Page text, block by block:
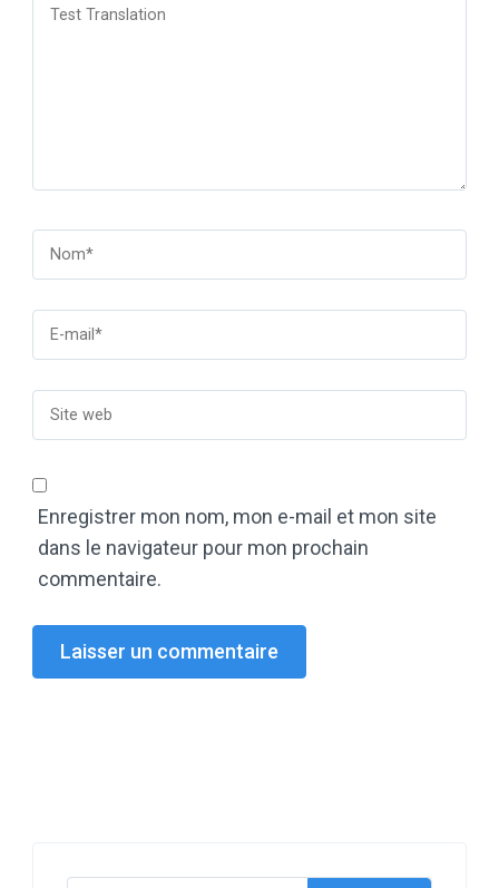
Enregistrer mon nom, mon e-mail et mon site
dans le navigateur pour mon prochain
commentaire.